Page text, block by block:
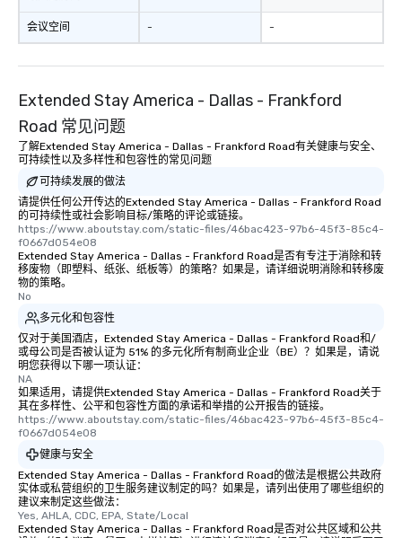
会议空间 - -
Extended Stay America - Dallas - Frankford
Road 常见问题
了解Extended Stay America - Dallas - Frankford Road有关健康与安全、
可持续性以及多样性和包容性的常见问题
可持续发展的做法
请提供任何公开传达的Extended Stay America - Dallas - Frankford Road
的可持续性或社会影响目标/策略的评论或链接。
https://www.aboutstay.com/static-files/46bac423-97b6-45f3-85c4-
f0667d054e08
Extended Stay America - Dallas - Frankford Road是否有专注于消除和转
移废物（即塑料、纸张、纸板等）的策略？如果是，请详细说明消除和转移废
物的策略。
No
多元化和包容性
仅对于美国酒店，Extended Stay America - Dallas - Frankford Road和/
或母公司是否被认证为 51% 的多元化所有制商业企业（BE）？如果是，请说
明您获得以下哪一项认证：
NA
如果适用，请提供Extended Stay America - Dallas - Frankford Road关于
其在多样性、公平和包容性方面的承诺和举措的公开报告的链接。
https://www.aboutstay.com/static-files/46bac423-97b6-45f3-85c4-
f0667d054e08
健康与安全
Extended Stay America - Dallas - Frankford Road的做法是根据公共政府
实体或私营组织的卫生服务建议制定的吗？如果是，请列出使用了哪些组织的
建议来制定这些做法：
Yes, AHLA, CDC, EPA, State/Local
Extended Stay America - Dallas - Frankford Road是否对公共区域和公共